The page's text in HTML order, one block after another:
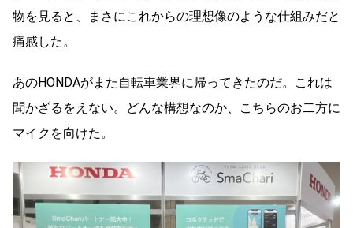
物を見ると、まさにこれからの理想像のような仕組みだと
痛感した。
あのHONDAがまた自転車業界に帰ってきたのだ。これは
聞かざるをえない。どんな構想なのか、こちらのお二方に
マイクを向けた。